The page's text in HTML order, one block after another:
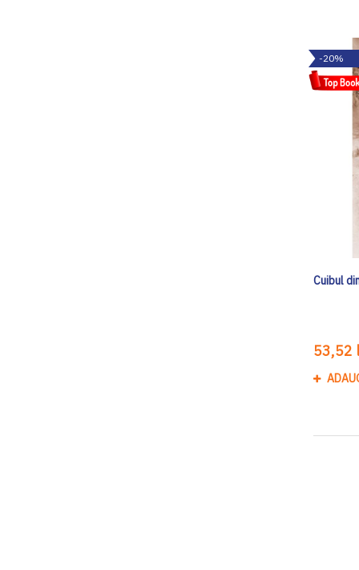
-20%
Cuibul
53,52